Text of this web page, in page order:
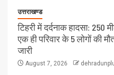
उत्तराखण्ड
टिहरी में दर्दनाक हादसा: 250
एक ही परिवार के 5 लोगों की
जारी
August 7, 2026